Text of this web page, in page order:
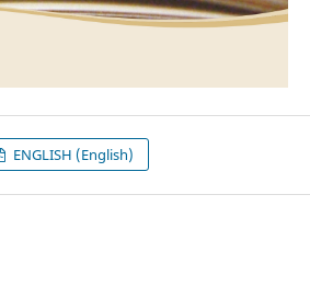
ENGLISH (English)